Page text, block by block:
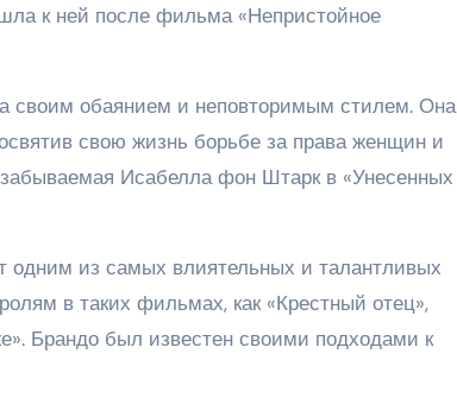
к ней после фильма «Непристойное
своим обаянием и неповторимым стилем. Она
свою жизнь борьбе за права женщин и
Исабелла фон Штарк в «Унесенных
одним из самых влиятельных и талантливых
в таких фильмах, как «Крестный отец»,
Брандо был известен своими подходами к